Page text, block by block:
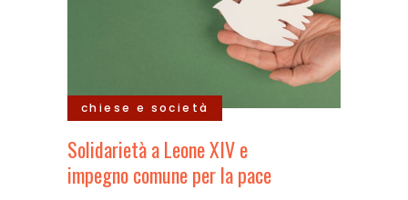
chiese e società
Solidarietà a Leone XIV e
impegno comune per la pace